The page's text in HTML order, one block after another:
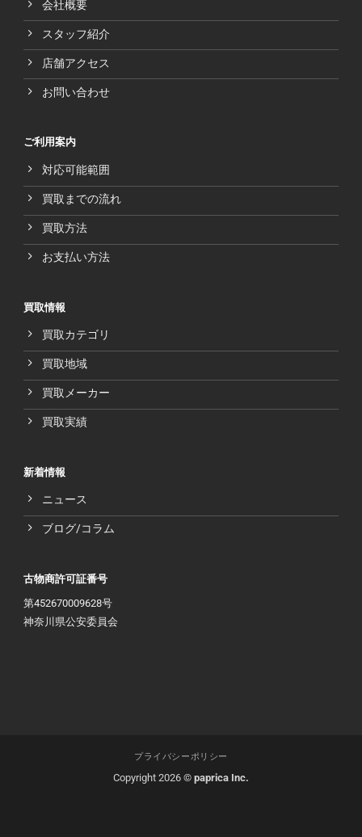
会社概要
スタッフ紹介
店舗アクセス
お問い合わせ
ご利用案内
対応可能範囲
買取までの流れ
買取方法
お支払い方法
買取情報
買取カテゴリ
買取地域
買取メーカー
買取実績
新着情報
ニュース
ブログ/コラム
古物商許可証番号
第452670009628号
神奈川県公安委員会
プライバシーポリシー
Copyright 2026 © paprica Inc.